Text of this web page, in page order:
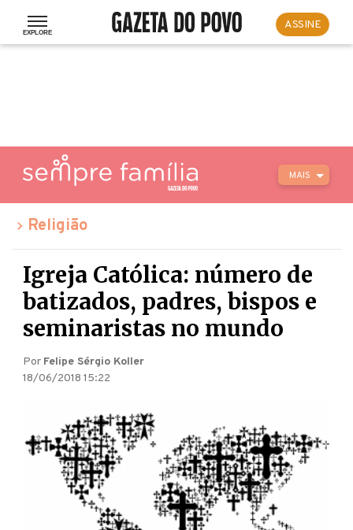
ASSINE
MAIS
Religião
Igreja Católica: número de
batizados, padres, bispos e
seminaristas no mundo
Por Felipe Sérgio Koller
18/06/2018 15:22